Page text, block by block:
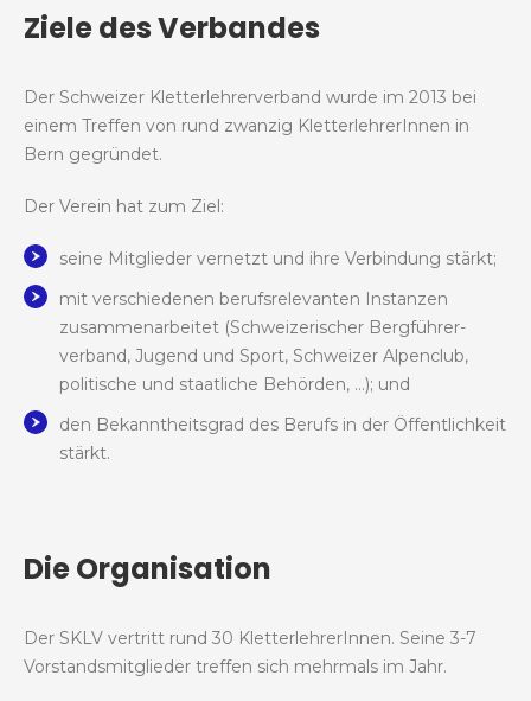
Ziele des Verbandes
Der Schweizer Kletterlehrerverband wurde im 2013 bei
einem Treffen von rund zwanzig KletterlehrerInnen in
Bern gegründet.
Der Verein hat zum Ziel:
seine Mitglieder vernetzt und ihre Verbindung stärkt;
mit verschiedenen berufsrelevanten Instanzen
zusammenarbeitet (Schweizerischer Bergführer-
verband, Jugend und Sport, Schweizer Alpenclub,
politische und staatliche Behörden, …); und
den Bekanntheitsgrad des Berufs in der Öffentlichkeit
stärkt.
Die Organisation
Der SKLV vertritt rund 30 KletterlehrerInnen. Seine 3-7
Vorstandsmitglieder treffen sich mehrmals im Jahr.